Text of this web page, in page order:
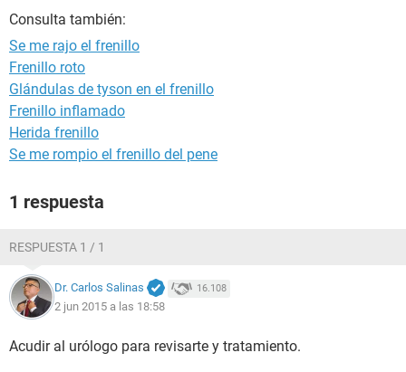
Consulta también:
Se me rajo el frenillo
Frenillo roto
Glándulas de tyson en el frenillo
Frenillo inflamado
Herida frenillo
Se me rompio el frenillo del pene
1 respuesta
RESPUESTA 1 / 1
Dr. Carlos Salinas 16.108
2 jun 2015 a las 18:58
Acudir al urólogo para revisarte y tratamiento.